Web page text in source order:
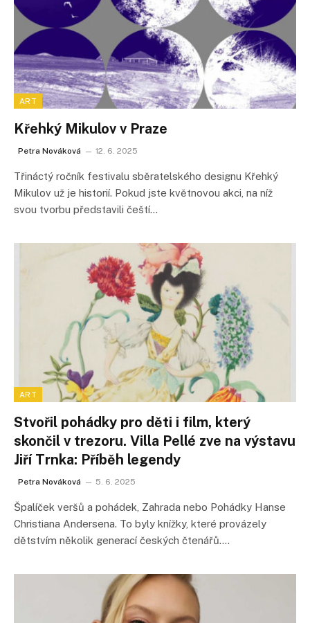
ART
Křehký Mikulov v Praze
Petra Nováková 12. 6. 2025
Třináctý ročník festivalu sběratelského designu Křehký
Mikulov už je historií. Pokud jste květnovou akci, na níž
svou tvorbu představili čeští…
ART
Stvořil pohádky pro děti i film, který
skončil v trezoru. Villa Pellé zve na výstavu
Jiří Trnka: Příběh legendy
Petra Nováková 5. 6. 2025
Špalíček veršů a pohádek, Zahrada nebo Pohádky Hanse
Christiana Andersena. To byly knížky, které provázely
dětstvím několik generací českých čtenářů.…